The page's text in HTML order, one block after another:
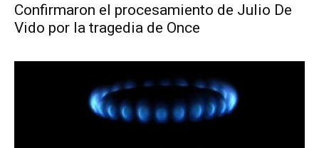
Confirmaron el procesamiento de Julio De
Vido por la tragedia de Once